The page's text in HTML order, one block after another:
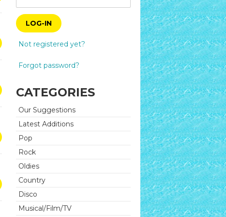
LOG-IN
Not registered yet?
Forgot password?
CATEGORIES
Our Suggestions
Latest Additions
Pop
Rock
Oldies
Country
Disco
Musical/Film/TV